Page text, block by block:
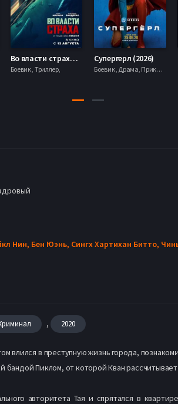
Во власти страха (2026)
Боевик , Триллер,
Супергерл (2026)
Боевик , Драма, Приключения, Фантастика,
Нин, Бен Юэнь, Сингх Хартихан Битто,
, 2020
влился в преступную жизнь города,
бандой Пиклом, от которой Кван
авторитета Тая и спрятался в